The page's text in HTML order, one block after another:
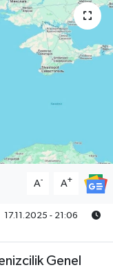
A- A+
17.11.2025 - 21:06
Genel